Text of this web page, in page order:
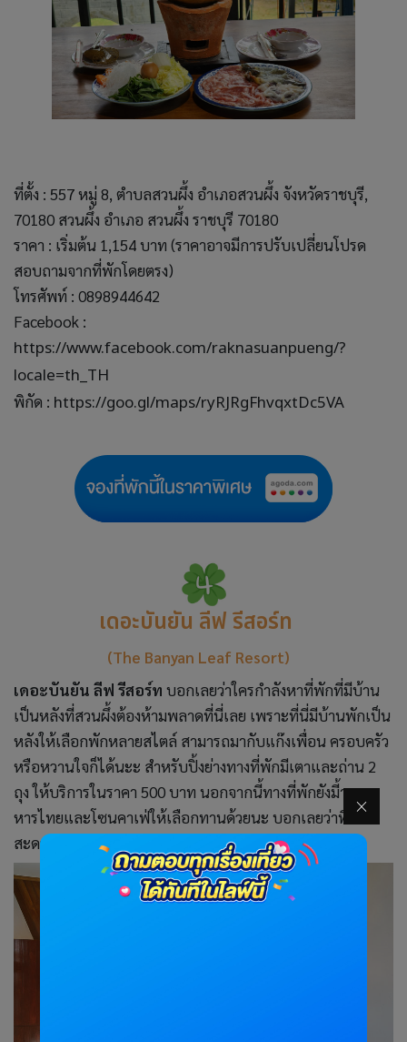
ที่ตั้ง : 557 หมู่ 8, ตำบลสวนผึ้ง อำเภอสวนผึ้ง จังหวัดราชบุรี,
70180 สวนผึ้ง อำเภอ สวนผึ้ง ราชบุรี 70180
ราคา : เริ่มต้น 1,154 บาท (ราคาอาจมีการปรับเปลี่ยนโปรด
สอบถามจากที่พักโดยตรง)
โทรศัพท์ : 0898944642
Facebook :
https://www.facebook.com/raknasuanpueng/?
locale=th_TH
พิกัด : https://goo.gl/maps/ryRJRgFhvqxtDc5VA
เดอะบันยัน ลีฟ รีสอร์ท
(The Banyan Leaf Resort)
เดอะบันยัน ลีฟ รีสอร์ท บอกเลยว่าใครกำลังหาที่พักที่มีบ้าน
เป็นหลังที่สวนผึ้งต้องห้ามพลาดที่นี่เลย เพราะที่นี่มีบ้านพักเป็น
หลังให้เลือกพักหลายสไตล์ สามารถมากับแก๊งเพื่อน ครอบครัว
หรือหวานใจก็ได้นะะ สำหรับปิ้งย่างทางที่พักมีเตาและถ่าน 2
ถุง ให้บริการในราคา 500 บาท นอกจากนี้ทางที่พักยังมี้านอา
หารไทยและโซนคาเฟ่ให้เลือกทานด้วยนะ บอกเลยว่าที่นี่
สะดวกสบายมากกก ต้องลองแวะมาแล้ววว